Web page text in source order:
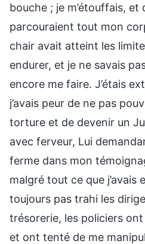
bouche ; je m’étouffais, et
parcouraient tout mon
chair avait atteint les
endurer, et je ne savais
encore me faire. J’étais
j’avais peur de ne pas
torture et de devenir un
avec ferveur, Lui
ferme dans mon
malgré tout ce que j’avais
toujours pas trahi les
trésorerie, les policiers
et ont tenté de me